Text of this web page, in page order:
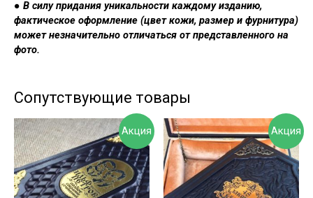
● В силу придания уникальности каждому изданию,
фактическое оформление (цвет кожи, размер и фурнитура)
может незначительно отличаться от представленного на
фото.
Сопутствующие товары
Акция Акция